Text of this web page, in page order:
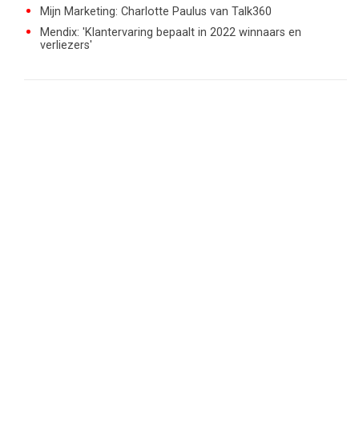
Mijn Marketing: Charlotte Paulus van Talk360
Mendix: 'Klantervaring bepaalt in 2022 winnaars en
verliezers'